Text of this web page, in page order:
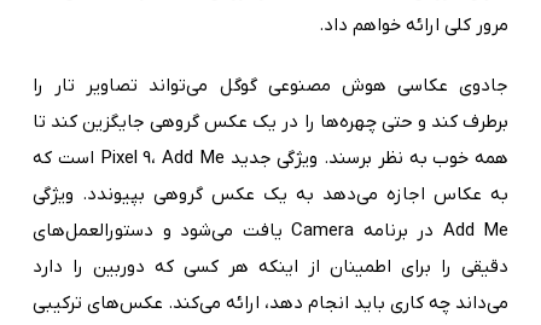
مرور کلی ارائه خواهم داد.
جادوی عکاسی هوش مصنوعی گوگل می‌تواند تصاویر تار را
برطرف کند و حتی چهره‌ها را در یک عکس گروهی جایگزین کند تا
همه خوب به نظر برسند. ویژگی جدید Pixel 9، Add Me است که
به عکاس اجازه می‌دهد به یک عکس گروهی بپیوندد. ویژگی
Add Me در برنامه Camera یافت می‌شود و دستورالعمل‌های
دقیقی را برای اطمینان از اینکه هر کسی که دوربین را دارد
می‌داند چه کاری باید انجام دهد، ارائه می‌کند. عکس‌های ترکیبی